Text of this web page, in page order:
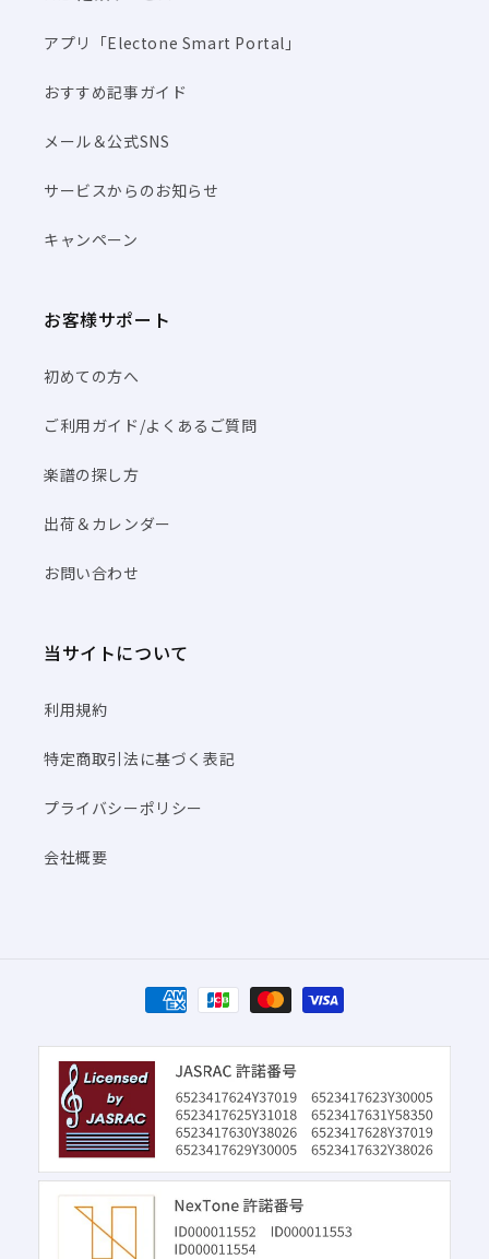
アプリ「Electone Smart Portal」
おすすめ記事ガイド
メール＆公式SNS
サービスからのお知らせ
キャンペーン
お客様サポート
初めての方へ
ご利用ガイド/よくあるご質問
楽譜の探し方
出荷＆カレンダー
お問い合わせ
当サイトについて
利用規約
特定商取引法に基づく表記
プライバシーポリシー
会社概要
決
済
方
法